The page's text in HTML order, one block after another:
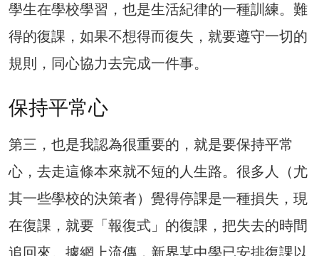
學生在學校學習，也是生活紀律的一種訓練。難
得的復課，如果不想得而復失，就要遵守一切的
規則，同心協力去完成一件事。
保持平常心
第三，也是我認為很重要的，就是要保持平常
心，去走這條本來就不短的人生路。很多人（尤
其一些學校的決策者）覺得停課是一種損失，現
在復課，就要「報復式」的復課，把失去的時間